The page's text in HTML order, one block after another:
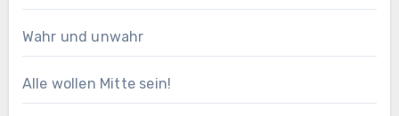
Wahr und unwahr
Alle wollen Mitte sein!